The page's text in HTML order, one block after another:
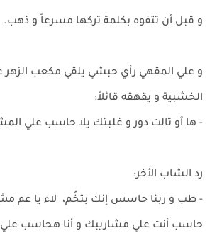
و قبل أن تتفوه بكلمة تركها مسرعاً و ذهب.
و علي المقهي رأي حبشي يلقي مكعب الزهر
الخشبية و يقهقه قائلاً:
- ها آو تالت دور و غلبتك يلا حاسب علي
رد الشاب الأخر:
- طب و ربنا حاسس إنك بتخُم، لاء يا عم
حاسب أنت علي مشاريبك و أنا هحاسب